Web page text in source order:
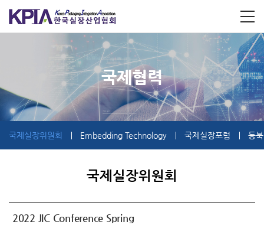
국제협력
국제실장위원회 Embedding Technology 국제실장포럼 동
국제실장위원회
2022 JIC Conference Spring